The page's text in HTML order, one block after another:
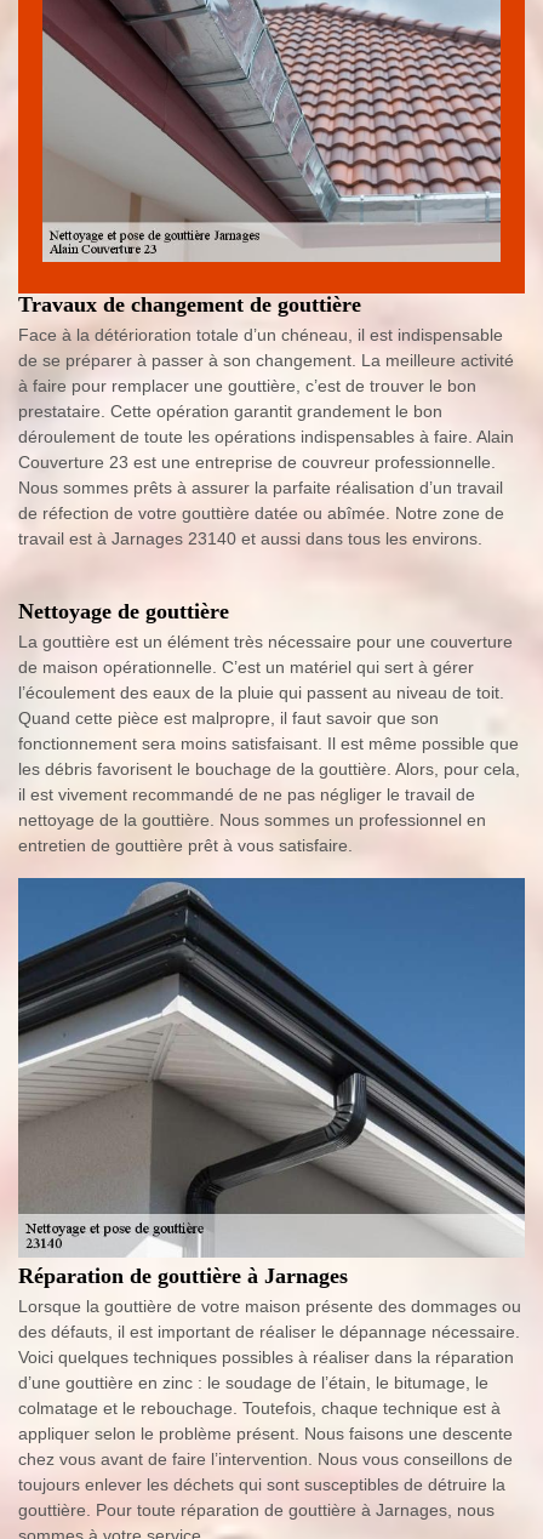
Travaux de changement de gouttière
Face à la détérioration totale d’un chéneau, il est indispensable
de se préparer à passer à son changement. La meilleure activité
à faire pour remplacer une gouttière, c’est de trouver le bon
prestataire. Cette opération garantit grandement le bon
déroulement de toute les opérations indispensables à faire. Alain
Couverture 23 est une entreprise de couvreur professionnelle.
Nous sommes prêts à assurer la parfaite réalisation d’un travail
de réfection de votre gouttière datée ou abîmée. Notre zone de
travail est à Jarnages 23140 et aussi dans tous les environs.
Nettoyage de gouttière
La gouttière est un élément très nécessaire pour une couverture
de maison opérationnelle. C’est un matériel qui sert à gérer
l’écoulement des eaux de la pluie qui passent au niveau de toit.
Quand cette pièce est malpropre, il faut savoir que son
fonctionnement sera moins satisfaisant. Il est même possible que
les débris favorisent le bouchage de la gouttière. Alors, pour cela,
il est vivement recommandé de ne pas négliger le travail de
nettoyage de la gouttière. Nous sommes un professionnel en
entretien de gouttière prêt à vous satisfaire.
Réparation de gouttière à Jarnages
Lorsque la gouttière de votre maison présente des dommages ou
des défauts, il est important de réaliser le dépannage nécessaire.
Voici quelques techniques possibles à réaliser dans la réparation
d’une gouttière en zinc : le soudage de l’étain, le bitumage, le
colmatage et le rebouchage. Toutefois, chaque technique est à
appliquer selon le problème présent. Nous faisons une descente
chez vous avant de faire l’intervention. Nous vous conseillons de
toujours enlever les déchets qui sont susceptibles de détruire la
gouttière. Pour toute réparation de gouttière à Jarnages, nous